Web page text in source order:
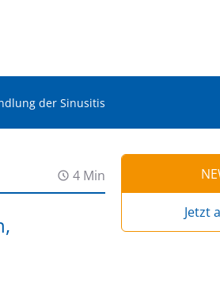
der Sinusitis
4 Min
Jetzt